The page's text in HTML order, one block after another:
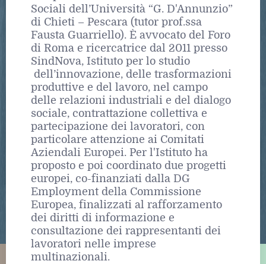
Sociali dell’Università “G. D'Annunzio”
di Chieti – Pescara (tutor prof.ssa
Fausta Guarriello). È avvocato del Foro
di Roma e ricercatrice dal 2011 presso
SindNova, Istituto per lo studio​
dell’innovazione, delle trasformazioni
produttive e del lavoro​, nel campo
delle relazioni industriali e​ del dialogo
sociale​, contrattazione collettiva e
partecipazione dei lavoratori, con
particolare attenzione ai Comitati
Aziendali Europei. Per l'Istituto ha
proposto e poi coordinato due progetti
europei, co-finanziati dalla DG
Employment della Commissione
Europea, finalizzati al rafforzamento
dei diritti di informazione e
consultazione dei rappresentanti dei
lavoratori nelle imprese
multinazionali.